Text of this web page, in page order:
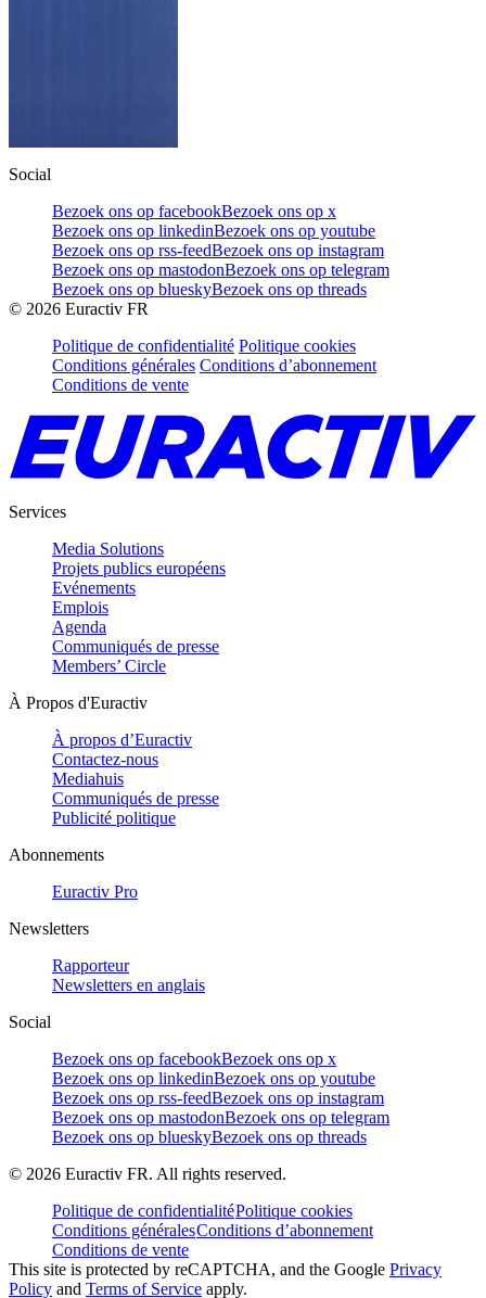
Social
Bezoek ons op facebookBezoek ons op x
Bezoek ons op linkedinBezoek ons op youtube
Bezoek ons op rss-feedBezoek ons op instagram
Bezoek ons op mastodonBezoek ons op telegram
Bezoek ons op blueskyBezoek ons op threads
© 2026 Euractiv FR
Politique de confidentialité Politique cookies
Conditions générales Conditions d’abonnement
Conditions de vente
Services
Media Solutions
Projets publics européens
Evénements
Emplois
Agenda
Communiqués de presse
Members’ Circle
À Propos d'Euractiv
À propos d’Euractiv
Contactez-nous
Mediahuis
Communiqués de presse
Publicité politique
Abonnements
Euractiv Pro
Newsletters
Rapporteur
Newsletters en anglais
Social
Bezoek ons op facebookBezoek ons op x
Bezoek ons op linkedinBezoek ons op youtube
Bezoek ons op rss-feedBezoek ons op instagram
Bezoek ons op mastodonBezoek ons op telegram
Bezoek ons op blueskyBezoek ons op threads
© 2026 Euractiv FR. All rights reserved.
Politique de confidentialitéPolitique cookies
Conditions généralesConditions d’abonnement
Conditions de vente
This site is protected by reCAPTCHA, and the Google Privacy
Policy and Terms of Service apply.